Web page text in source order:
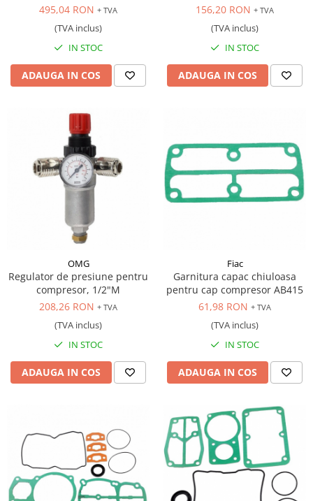
495,04 RON + TVA
(TVA inclus)
IN STOC
ADAUGA IN COS
156,20 RON + TVA
(TVA inclus)
IN STOC
ADAUGA IN COS
OMG
Regulator de presiune pentru
compresor, 1/2"M
208,26 RON + TVA
(TVA inclus)
IN STOC
ADAUGA IN COS
Fiac
Garnitura capac chiuloasa
pentru cap compresor AB415
61,98 RON + TVA
(TVA inclus)
IN STOC
ADAUGA IN COS